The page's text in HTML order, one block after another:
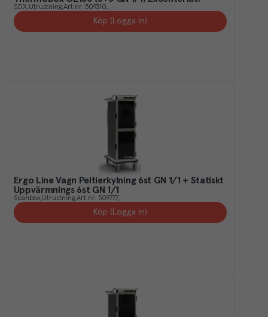
SDX Utrustning Art.nr. 509310
Köp (Logga in)
Ergo Line Vagn Peltierkylning 6st GN 1/1 + Statiskt
Uppvärmnings 6st GN 1/1
Scanbox Utrustning Art.nr. 509777
Köp (Logga in)